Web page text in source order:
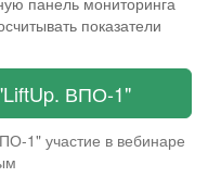
показатели
ВПО-1"
1" участие в вебинаре